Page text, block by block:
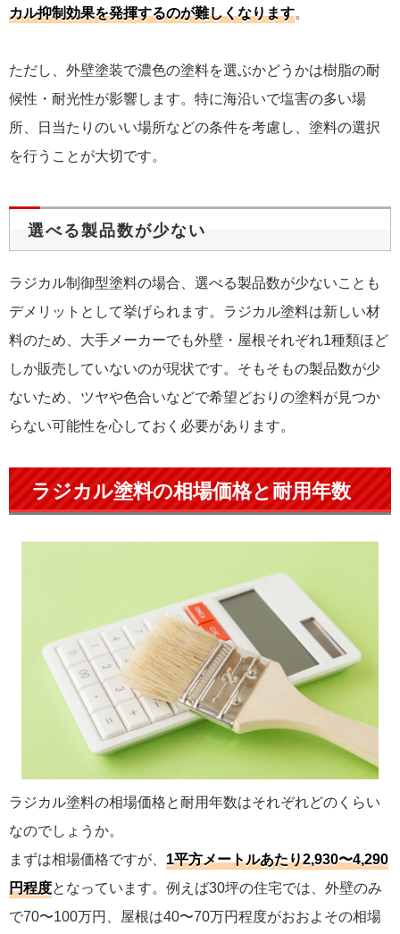
カル抑制効果を発揮するのが難しくなります。
ただし、外壁塗装で濃色の塗料を選ぶかどうかは樹脂の耐
候性・耐光性が影響します。特に海沿いで塩害の多い場
所、日当たりのいい場所などの条件を考慮し、塗料の選択
を行うことが大切です。
選べる製品数が少ない
ラジカル制御型塗料の場合、選べる製品数が少ないことも
デメリットとして挙げられます。ラジカル塗料は新しい材
料のため、大手メーカーでも外壁・屋根それぞれ1種類ほど
しか販売していないのが現状です。そもそもの製品数が少
ないため、ツヤや色合いなどで希望どおりの塗料が見つか
らない可能性を心しておく必要があります。
ラジカル塗料の相場価格と耐用年数
ラジカル塗料の相場価格と耐用年数はそれぞれどのくらい
なのでしょうか。
まずは相場価格ですが、 1平方メートルあたり2,930〜4,290
円程度となっています。例えば30坪の住宅では、外壁のみ
で70〜100万円、屋根は40〜70万円程度がおおよその相場